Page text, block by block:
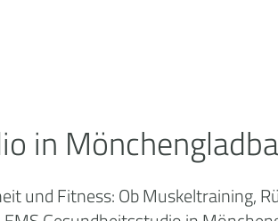
in
und Fitness: Ob Muskeltraining,